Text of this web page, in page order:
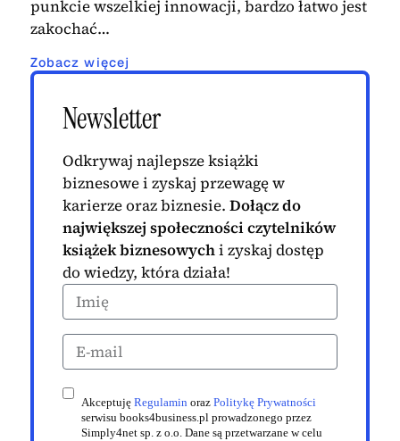
punkcie wszelkiej innowacji, bardzo łatwo jest
zakochać…
Zobacz więcej
Newsletter
Odkrywaj najlepsze książki
biznesowe i zyskaj przewagę w
karierze oraz biznesie. Dołącz do
największej społeczności czytelników
książek biznesowychi zyskaj dostęp
do wiedzy, która działa!
Akceptuję Regulamin oraz Politykę Prywatności
serwisu books4business.pl prowadzonego przez
Simply4net sp. z o.o. Dane są przetwarzane w celu